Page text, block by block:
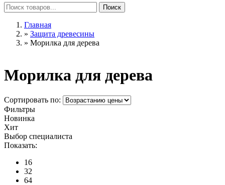
Главная
» Защита древесины
» Морилка для дерева
Морилка для дерева
Сортировать по:
Фильтры
Новинка
Хит
Выбор специалиста
Показать:
16
32
64